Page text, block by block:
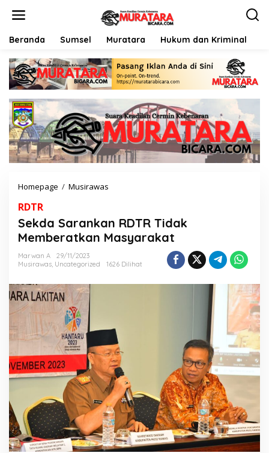
Beranda Sumsel Muratara Hukum dan Kriminal
Homepage / Musirawas
d
a
S
r
n
R
T
R
T
i
d
a
k
M
e
m
RDTR
Sekda Sarankan RDTR Tidak
Memberatkan Masyarakat
Marwan A
29/11/2023
Musirawas, Uncategorized 1626 Dilihat